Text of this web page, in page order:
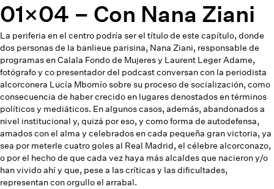
01×04 – Con Nana Ziani
La periferia en el centro podría ser el título de este capítulo, donde
dos personas de la banlieue parisina, Nana Ziani, responsable de
programas en Calala Fondo de Mujeres y Laurent Leger Adame,
fotógrafo y co presentador del podcast conversan con la periodista
alcorconera Lucía Mbomío sobre su proceso de socialización, como
consecuencia de haber crecido en lugares denostados en términos
políticos y mediáticos. En algunos casos, además, abandonados a
nivel institucional y, quizá por eso, y como forma de autodefensa,
amados con el alma y celebrados en cada pequeña gran victoria, ya
sea por meterle cuatro goles al Real Madrid, el célebre alcorconazo,
o por el hecho de que cada vez haya más alcaldes que nacieron y/o
han vivido ahí y que, pese a las críticas y las dificultades,
representan con orgullo el arrabal.